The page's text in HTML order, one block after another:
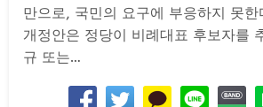
만으로, 국민의 요구에 부응하지 못한
개정안은 정당이 비례대표 후보자를
규 또는…